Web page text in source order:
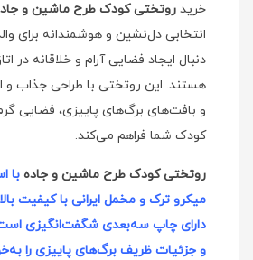
خرید روتختی کودک طرح ماشین و
انتخابی دل‌نشین و هوشمندانه برای
دنبال ایجاد فضایی آرام و خلاقانه در
هستند. این روتختی با طراحی جذاب و
و بافت‌های برگ‌های پاییزی، فضایی گرم
کودک شما فراهم می‌کند.
روتختی کودک طرح ماشین و جاده با
میکرو ترک و مخمل ایرانی با کیفیت
دارای چاپ سه‌بعدی شگفت‌انگیزی
و جزئیات ظریف برگ‌های پاییزی را